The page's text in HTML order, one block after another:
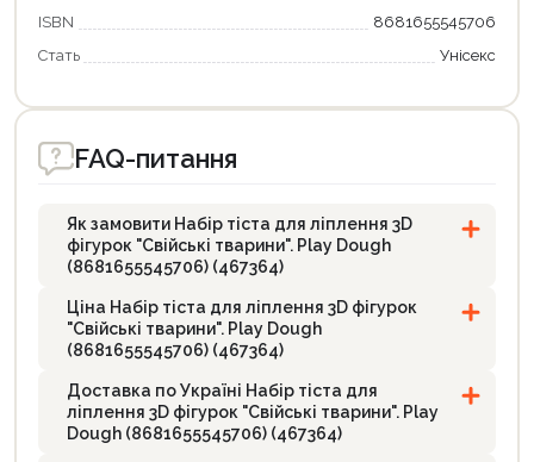
ISBN
8681655545706
Стать
Унісекс
FAQ-питання
Як замовити Набір тіста для ліплення 3D
фігурок "Свійські тварини". Play Dough
(8681655545706) (467364)
Ціна Набір тіста для ліплення 3D фігурок
"Свійські тварини". Play Dough
(8681655545706) (467364)
Доставка по Україні Набір тіста для
ліплення 3D фігурок "Свійські тварини". Play
Dough (8681655545706) (467364)